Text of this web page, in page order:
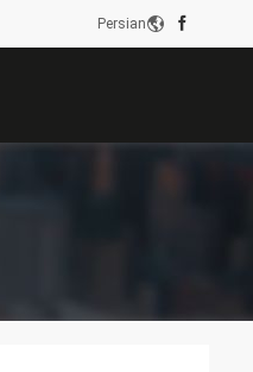
Persian